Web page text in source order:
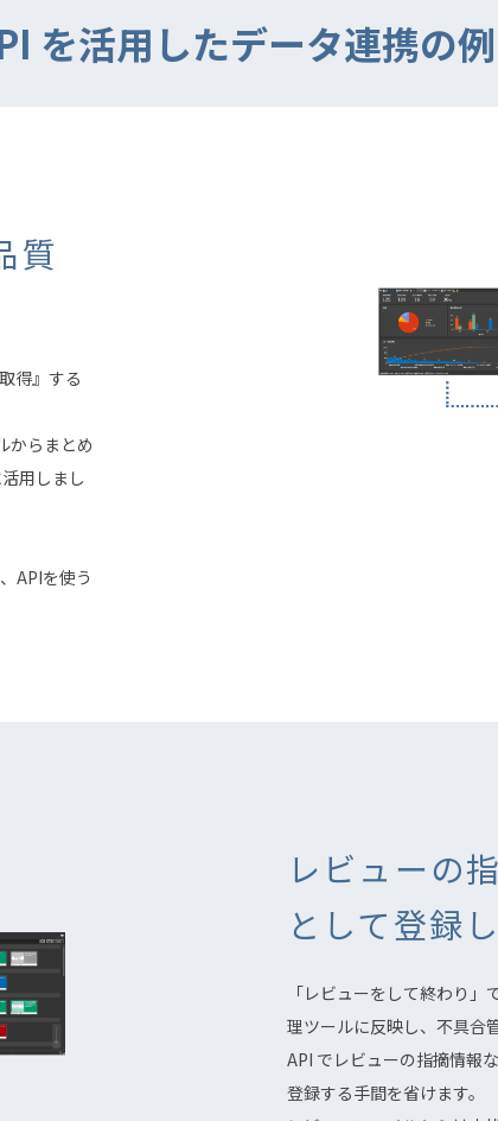
を活用したデータ連携の例
質
得』する
からまとめ
用しまし
APIを使う
レビューの
として登録
「レビューをして終わり
理ツールに反映し、不具合
API でレビューの指摘情報
登録する手間を省けます。